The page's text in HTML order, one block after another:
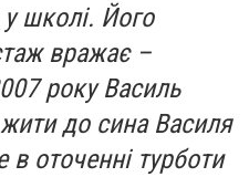
школі. Його
вражає –
року Василь
до сина Василя
оточенні турботи